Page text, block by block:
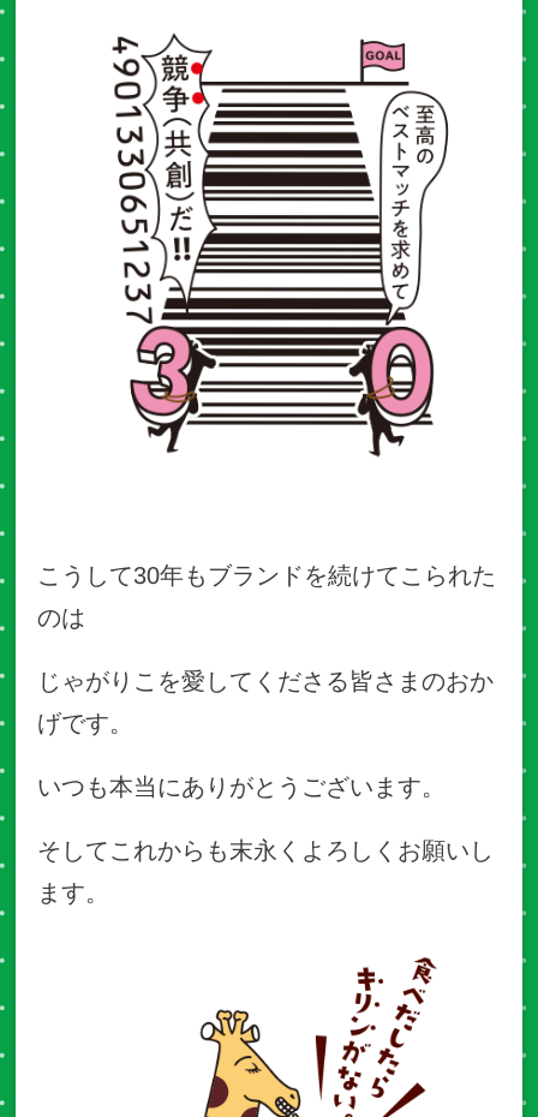
こうして30年もブランドを続けてこられた
のは
じゃがりこを愛してくださる皆さまのおか
げです。
いつも本当にありがとうございます。
そしてこれからも末永くよろしくお願いし
ます。